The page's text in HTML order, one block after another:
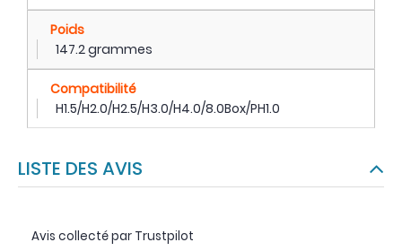
Poids
147.2 grammes
Compatibilité
H1.5/H2.0/H2.5/H3.0/H4.0/8.0Box/PH1.0
LISTE DES AVIS
Avis collecté par Trustpilot